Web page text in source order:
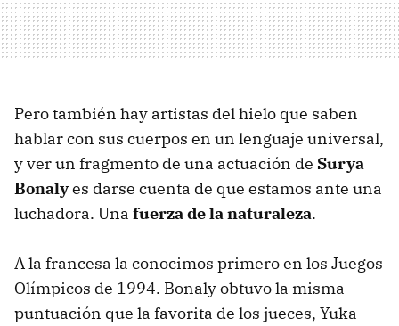
Pero también hay artistas del hielo que saben
hablar con sus cuerpos en un lenguaje universal,
y ver un fragmento de una actuación de Surya
Bonalyes darse cuenta de que estamos ante una
luchadora. Una fuerza de la naturaleza.
A la francesa la conocimos primero en los Juegos
Olímpicos de 1994. Bonaly obtuvo la misma
puntuación que la favorita de los jueces, Yuka